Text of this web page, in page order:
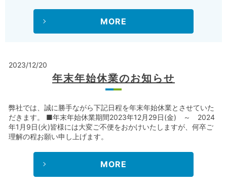
MORE
2023/12/20
年末年始休業のお知らせ
弊社では、誠に勝手ながら下記日程を年末年始休業とさせていた
だきます。 ■年末年始休業期間2023年12月29日(金) ～ 2024
年1月9日(火)皆様には大変ご不便をおかけいたしますが、何卒ご
理解の程お願い申し上げます。
MORE